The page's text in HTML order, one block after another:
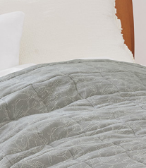
ルーム･アンダーウェア
その他
バッグ
トートバッグ
ハンドバッグ
ワイド･ガウチョパンツ
レギンス／スパッツ
ショート･クロップドパンツ
その他
ルーム･アンダーウェア
キッチン･テーブルウェア
キッチン雑貨
その他
家電
生活家電
フレグランス
その他